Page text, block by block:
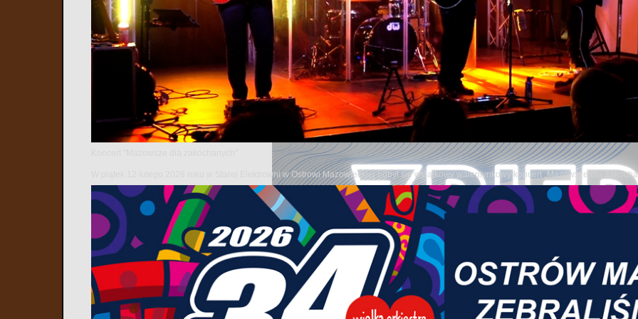
W piątek 12 lutego 2026 roku w Starej Elektrowni w Ostrowi Mazowieckiej odbył się wyjątkowy walentynkowy koncert „Mazowsze dla
Już po raz czwarty organizowana jest zbiórka Lidii dla Centrum Zdrowia Dziecka w podziękowaniu dla
Terapii w Centrum Zdrowia Dziecka
dzięki którym Lidia przyszła na świat. W ramach wdzięczności przeprowadzana jest zbiórka, która będzie
organizatorów: tel. 796 118 431